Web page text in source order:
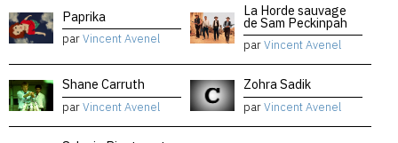
Paprika
parVincent Avenel
La Horde sauvage
de Sam Peckinpah
parVincent Avenel
Shane Carruth
parVincent Avenel
Zohra Sadik
parVincent Avenel